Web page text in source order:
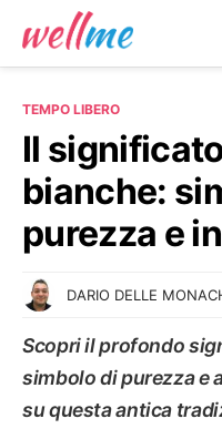
TEMPO LIBERO
Il
bianche:
purezza e
DARIO DELLE
Scopri il profondo
simbolo di purezza e
su questa antica